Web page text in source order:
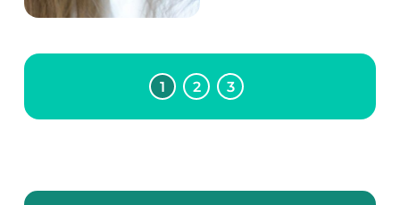
förenkla vardagen och
stärka självkänslan.
För den som söker
1 2 3